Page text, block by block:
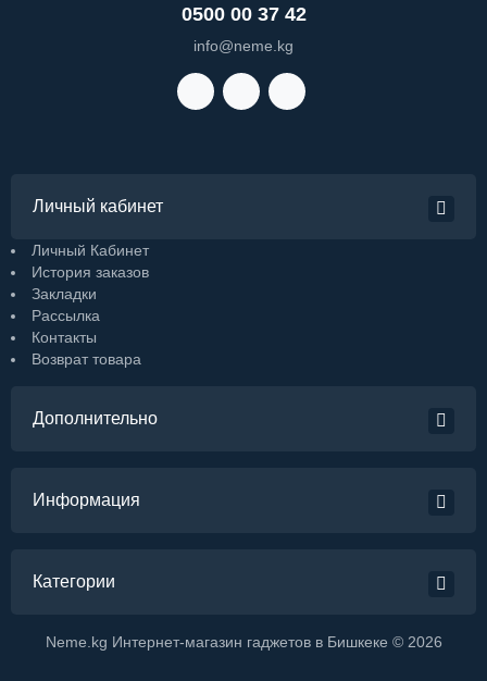
0500 00 37 42
info@neme.kg
Личный кабинет
Личный Кабинет
История заказов
Закладки
Рассылка
Контакты
Возврат товара
Дополнительно
Информация
Категории
Neme.kg Интернет-магазин гаджетов в Бишкеке © 2026